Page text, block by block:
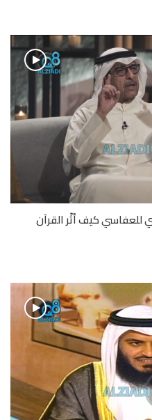
للعفاسي كيف أثّر القرآن